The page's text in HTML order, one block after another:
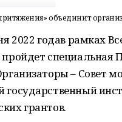
объединит
2022 годав рамках
пройдет специальная
– Совет
государственный
грантов.